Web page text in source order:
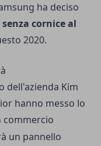
ha deciso
senza cornice al
2020.
dell'azienda Kim
hanno messo lo
commercio
un pannello